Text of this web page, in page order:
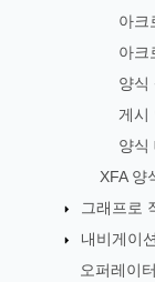
아크
아크
양식
게시
양식
XFA 양
그래프로
내비게이
오퍼레이